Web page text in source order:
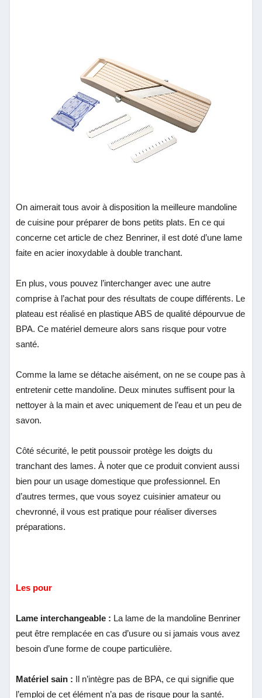
On aimerait tous avoir à disposition la meilleure mandoline
de cuisine pour préparer de bons petits plats. En ce qui
concerne cet article de chez Benriner, il est doté d’une lame
faite en acier inoxydable à double tranchant.
En plus, vous pouvez l’interchanger avec une autre
comprise à l’achat pour des résultats de coupe différents. Le
plateau est réalisé en plastique ABS de qualité dépourvue de
BPA. Ce matériel demeure alors sans risque pour votre
santé.
Comme la lame se détache aisément, on ne se coupe pas à
entretenir cette mandoline. Deux minutes suffisent pour la
nettoyer à la main et avec uniquement de l’eau et un peu de
savon.
Côté sécurité, le petit poussoir protège les doigts du
tranchant des lames. À noter que ce produit convient aussi
bien pour un usage domestique que professionnel. En
d’autres termes, que vous soyez cuisinier amateur ou
chevronné, il vous est pratique pour réaliser diverses
préparations.
Les pour
Lame interchangeable : La lame de la mandoline Benriner
peut être remplacée en cas d’usure ou si jamais vous avez
besoin d’une forme de coupe particulière.
Matériel sain : Il n’intègre pas de BPA, ce qui signifie que
l’emploi de cet élément n’a pas de risque pour la santé.